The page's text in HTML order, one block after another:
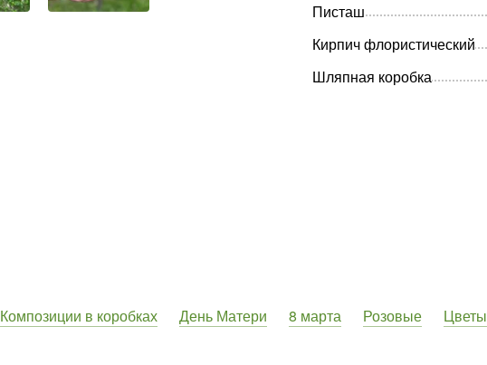
Писташ
Кирпич флористический
Шляпная коробка
Композиции в коробках День Матери 8 марта Розовые Цветы